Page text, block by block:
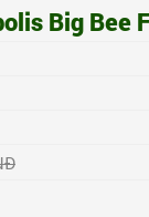
Big Bee